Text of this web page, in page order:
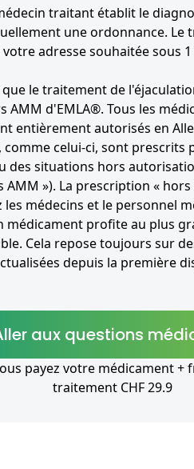
traitant établit le
une ordonnance. Le
adresse souhaitée sous
le traitement de
AMM d'EMLA®. Tous les
entièrement autorisés en
comme celui-ci, sont prescrits
des situations hors
AMM »). La prescription «
les médecins et le personnel
médicament profite au plus
Cela repose toujours sur
depuis la première
aux questions
payez votre médicament +
traitement CHF 29.9